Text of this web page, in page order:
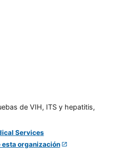
de VIH, ITS y hepatitis,
organización